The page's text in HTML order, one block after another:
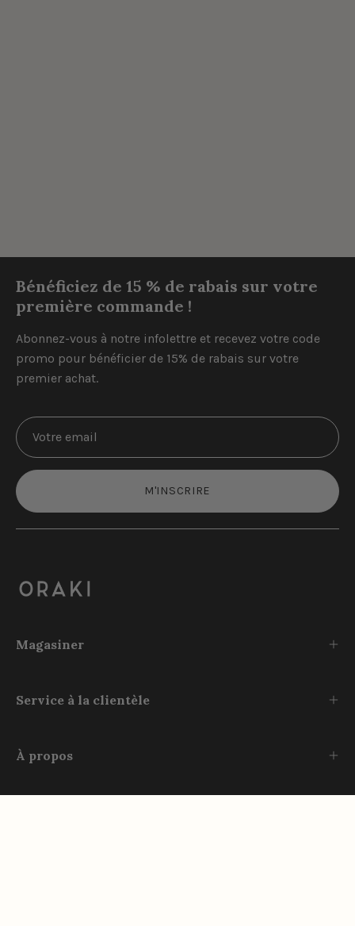
Bénéficiez de 15 % de rabais sur votre
première commande !
Abonnez-vous à notre infolettre et recevez votre code
promo pour bénéficier de 15% de rabais sur votre
premier achat.
M'INSCRIRE
Magasiner
Service à la clientèle
À propos